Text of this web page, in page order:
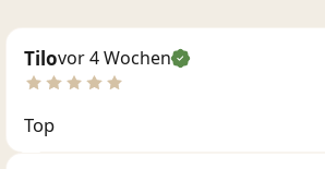
Tilovor 4 Wochen
Top